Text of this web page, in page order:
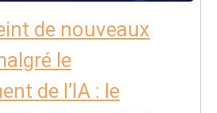
de nouveaux
le
de l’IA : le